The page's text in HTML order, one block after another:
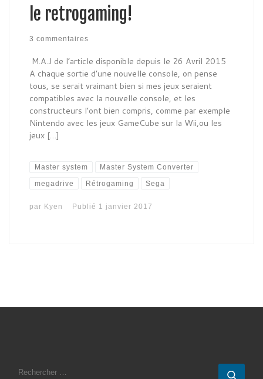
le retrogaming!
3 commentaires
M.A.J de l’article disponible depuis le 26 Avril 2015
A chaque sortie d’une nouvelle console, on pense
tous, se serait vraimant bien si mes jeux seraient
compatibles avec la nouvelle console, et les
constructeurs l’ont bien compris, comme par exemple
Nintendo avec les jeux GameCube sur la Wii,ou les
jeux […]
Master system Master System Converter
megadrive Rétrogaming Sega
par Kyen Publié 1 janvier 2017
RECHERCHER